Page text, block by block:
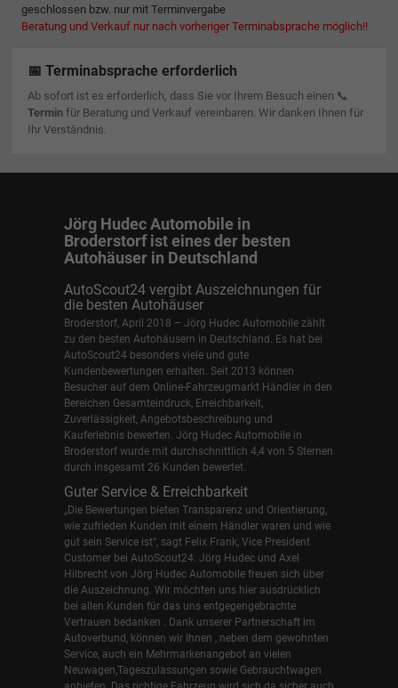
geschlossen bzw. nur mit Terminvergabe
Beratung und Verkauf nur nach vorheriger Terminabsprache möglich!!
📅 Terminabsprache erforderlich
Ab sofort ist es erforderlich, dass Sie vor Ihrem Besuch einen 📞
Terminfür Beratung und Verkauf vereinbaren. Wir danken Ihnen für
Ihr Verständnis.
Jörg Hudec Automobile in
Broderstorf ist eines der besten
Autohäuser in Deutschland
AutoScout24 vergibt Auszeichnungen für
die besten Autohäuser
Broderstorf, April 2018 – Jörg Hudec Automobile zählt
zu den besten Autohäusern in Deutschland. Es hat bei
AutoScout24 besonders viele und gute
Kundenbewertungen erhalten. Seit 2013 können
Besucher auf dem Online-Fahrzeugmarkt Händler in den
Bereichen Gesamteindruck, Erreichbarkeit,
Zuverlässigkeit, Angebotsbeschreibung und
Kauferlebnis bewerten. Jörg Hudec Automobile in
Broderstorf wurde mit durchschnittlich 4,4 von 5 Sternen
durch insgesamt 26 Kunden bewertet.
Guter Service & Erreichbarkeit
„Die Bewertungen bieten Transparenz und Orientierung,
wie zufrieden Kunden mit einem Händler waren und wie
gut sein Service ist“, sagt Felix Frank, Vice President
Customer bei AutoScout24. Jörg Hudec und Axel
Hilbrecht von Jörg Hudec Automobile freuen sich über
die Auszeichnung. Wir möchten uns hier ausdrücklich
bei allen Kunden für das uns entgegengebrachte
Vertrauen bedanken . Dank unserer Partnerschaft im
Autoverbund, können wir Ihnen , neben dem gewohnten
Service, auch ein Mehrmarkenangebot an vielen
Neuwagen,Tageszulassungen sowie Gebrauchtwagen